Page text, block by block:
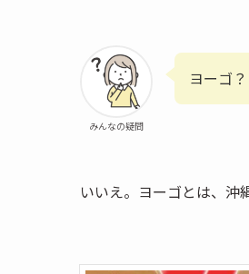
みんなの疑問
ヨーゴ
いいえ。ヨーゴとは、沖